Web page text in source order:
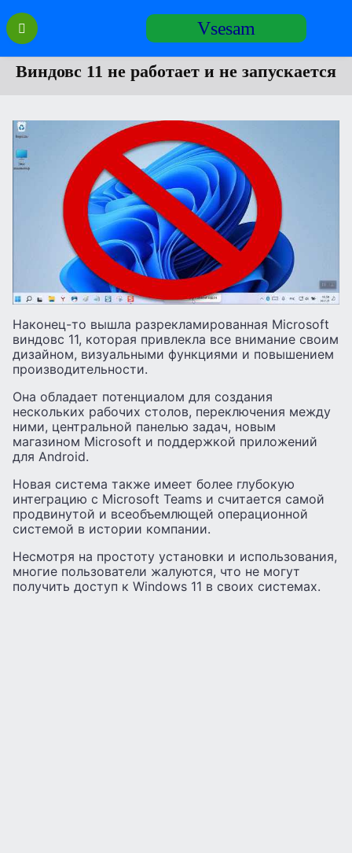
Перейти
содержанию
Vsesam
Виндовс 11 не работает и не запускается
Наконец-то вышла разрекламированная Microsoft
виндовс 11, которая привлекла все внимание своим
дизайном, визуальными функциями и повышением
производительности.
Она обладает потенциалом для создания
нескольких рабочих столов, переключения между
ними, центральной панелью задач, новым
магазином Microsoft и поддержкой приложений
для Android.
Новая система также имеет более глубокую
интеграцию с Microsoft Teams и считается самой
продвинутой и всеобъемлющей операционной
системой в истории компании.
Несмотря на простоту установки и использования,
многие пользователи жалуются, что не могут
получить доступ к Windows 11 в своих системах.